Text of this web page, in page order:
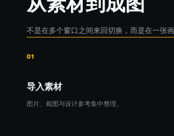
不是在多个窗口之间来回切换，而是在一张
01
导入素材
图片、截图与设计参考集中整理。